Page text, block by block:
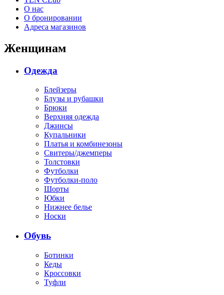
О нас
О бронировании
Адреса магазинов
Женщинам
Одежда
Блейзеры
Блузы и рубашки
Брюки
Верхняя одежда
Джинсы
Купальники
Платья и комбинезоны
Свитеры/джемперы
Толстовки
Футболки
Футболки-поло
Шорты
Юбки
Нижнее белье
Носки
Обувь
Ботинки
Кеды
Кроссовки
Туфли